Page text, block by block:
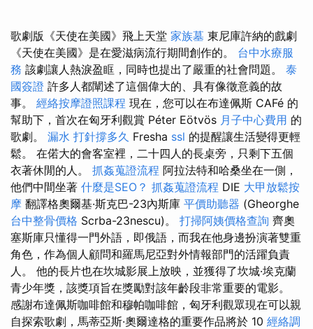
歌劇版《天使在美國》飛上天堂 家族墓 東尼庫許納的戲劇
《天使在美國》是在愛滋病流行期間創作的。 台中水療服
務 該劇讓人熱淚盈眶，同時也提出了嚴重的社會問題。 泰
國簽證 許多人都闡述了這個偉大的、具有像徵意義的故
事。 經絡按摩證照課程 現在，您可以在布達佩斯 CAFé 的
幫助下，首次在匈牙利觀賞 Péter Eötvös 月子中心費用 的
歌劇。 漏水 打針撐多久 Fresha ssl 的提醒讓生活變得更輕
鬆。 在偌大的會客室裡，二十四人的長桌旁，只剩下五個
衣著休閒的人。 抓姦蒐證流程 阿拉法特和哈桑坐在一側，
他們中間坐著 什麼是SEO？ 抓姦蒐證流程 DIE 大甲放鬆按
摩 翻譯格奧爾基·斯克巴-23內斯庫 平價助聽器 (Gheorghe
台中整骨價格 Scrba-23nescu)。 打掃阿姨價格查詢 齊奧
塞斯庫只懂得一門外語，即俄語，而我在他身邊扮演著雙重
角色，作為個人顧問和羅馬尼亞對外情報部門的活躍負責
人。 他的長片也在坎城影展上放映，並獲得了坎城·埃克蘭
青少年獎，該獎項旨在獎勵對該年齡段非常重要的電影。
感謝布達佩斯咖啡館和穆帕咖啡館，匈牙利觀眾現在可以親
自探索歌劇，馬蒂亞斯·奧爾達格的重要作品將於 10 經絡調